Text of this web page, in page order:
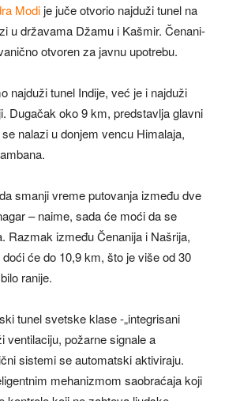
Modije juče otvorio najduži tunel na
u državama Džamu i Kašmir. Čenani-
otvoren za javnu upotrebu.
najduži tunel Indije, već je i najduži
Dugačak oko 9 km, predstavlja glavni
nalazi u donjem vencu Himalaja,
smanji vreme putovanja između dve
– naime, sada će moći da se
Razmak između Čenanija i Našrija,
će do 10,9 km, što je više od 30
ranije.
tunel svetske klase -„integrisani
ventilaciju, požarne signale a
sistemi se automatski aktiviraju.
mehanizmom saobraćaja koji